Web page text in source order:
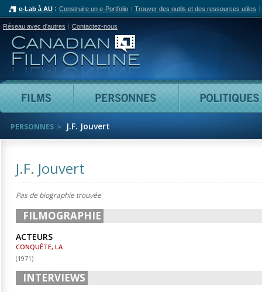
e-Lab à AU Construire un e-Portfolio Trouver des outils et des ressources utiles
Réseau avec d'autres Contactez-nous
Canadian Film Online
Films Personnes
PERSONNES J.F. Jouvert
J.F. Jouvert
Pas de biographie trouvée
FILMOGRAPHIE
ACTEURS
CONQUÊTE, LA
(1971)
INTERVIEWS